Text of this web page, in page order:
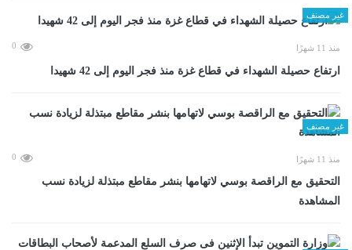
غير مصنف
منذ 11 شهرًا 0
ارتفاع حصيلة الشهداء في قطاع غزة منذ فجر اليوم إلى 42 شهيدا
غير مصنف
منذ 11 شهرًا 0
التحقيق مع الراقصة بوسي لاتهامها بنشر مقاطع مبتذلة لزيادة نسب
المشاهدة